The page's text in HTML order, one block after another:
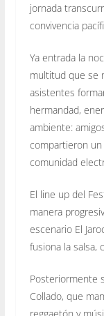
jornada
convivencia
Ya entrada la
multitud que se
asistentes
hermandad,
ambiente:
compartieron
comunidad
El line up del
manera
escenario El
fusiona la salsa,
Posteriormente
Collado, que